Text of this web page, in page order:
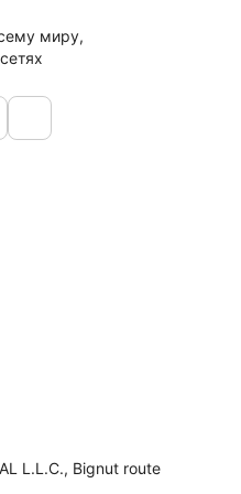
миру,
L.L.C., Bignut route